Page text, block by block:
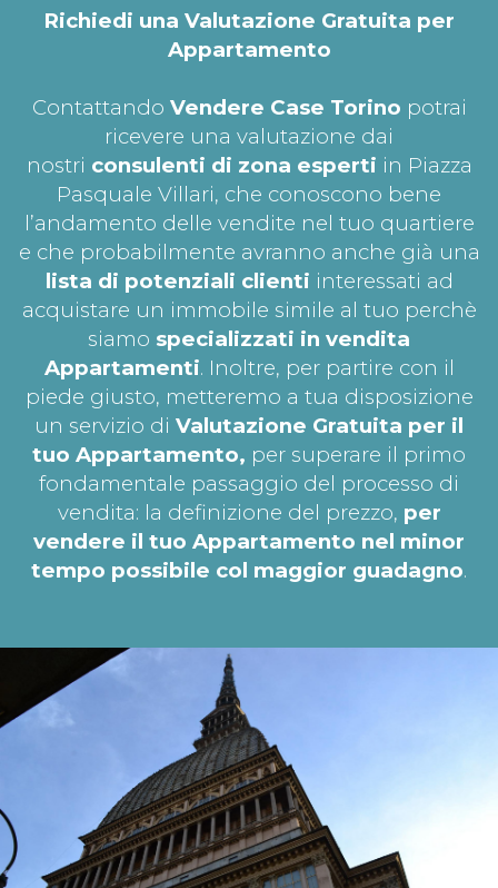
Richiedi una Valutazione Gratuita per
Appartamento
Contattando Vendere Case Torino potrai
ricevere una valutazione dai
nostri consulenti di zona esperti in Piazza
Pasquale Villari, che conoscono bene
l’andamento delle vendite nel tuo quartiere
e che probabilmente avranno anche già una
lista di potenziali clienti interessati ad
acquistare un immobile simile al tuo perchè
siamo specializzati in vendita
Appartamenti. Inoltre, per partire con il
piede giusto, metteremo a tua disposizione
un servizio di Valutazione Gratuita per il
tuo Appartamento, per superare il primo
fondamentale passaggio del processo di
vendita: la definizione del prezzo, per
vendere il tuo Appartamento nel minor
tempo possibile col maggior guadagno.